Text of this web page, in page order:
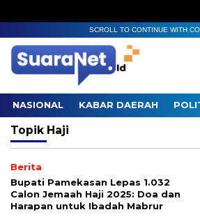
SCROLL TO CONTINUE WITH
NASIONAL KABAR DAERAH
Topik Haji
Berita
Bupati Pamekasan Lepas 1.032
Calon Jemaah Haji 2025: Doa dan
Harapan untuk Ibadah Mabrur